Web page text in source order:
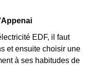
EDF, il faut
et ensuite choisir une
à ses habitudes de